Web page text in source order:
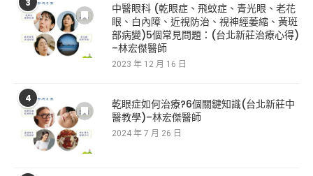
3
中醫眼科 (乾眼症、飛蚊症、青光眼、老花
眼、白內障、近視防治、視神經萎縮、黃斑
部病變)5個常見問題：(台北新莊治療心得)
–林宏傑醫師
2023 年 12 月 16 日
4
乾眼症如何治療?6個關鍵知識(台北新莊中
醫教學)–林宏傑醫師
2024 年 7 月 26 日